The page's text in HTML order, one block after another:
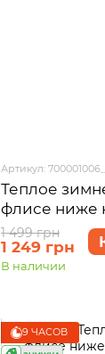
Артикул:
Теплое
флисе ниже
Merlini
50-52 (2XL-
1 499 грн
1 249 грн
В наличии
9 ЧАСОВ